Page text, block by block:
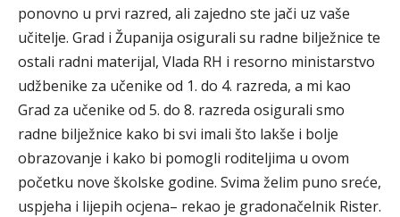
ponovno u prvi razred, ali zajedno ste jači uz vaše
učitelje. Grad i Županija osigurali su radne bilježnice te
ostali radni materijal, Vlada RH i resorno ministarstvo
udžbenike za učenike od 1. do 4. razreda, a mi kao
Grad za učenike od 5. do 8. razreda osigurali smo
radne bilježnice kako bi svi imali što lakše i bolje
obrazovanje i kako bi pomogli roditeljima u ovom
početku nove školske godine. Svima želim puno sreće,
uspjeha i lijepih ocjena– rekao je gradonačelnik Rister.